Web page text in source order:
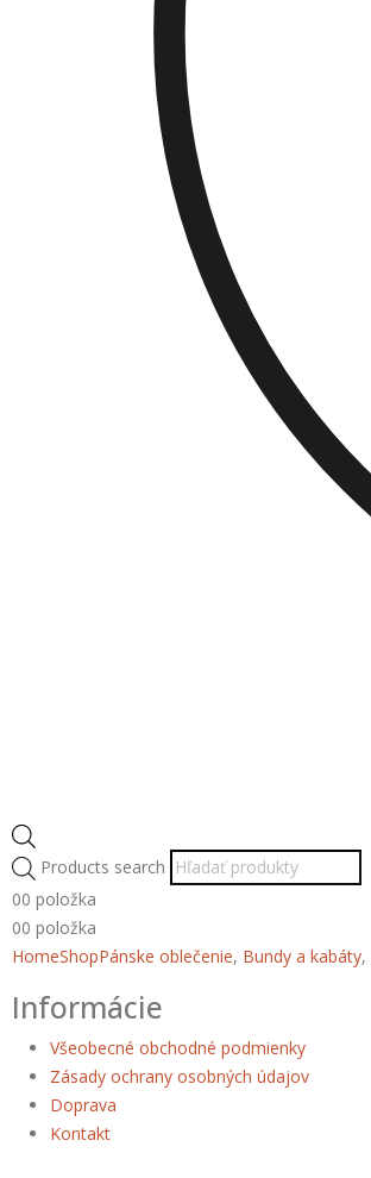
Products search
00 položka
00 položka
HomeShopPánske oblečenie, Bundy a kabáty,
Informácie
Všeobecné obchodné podmienky
Zásady ochrany osobných údajov
Doprava
Kontakt